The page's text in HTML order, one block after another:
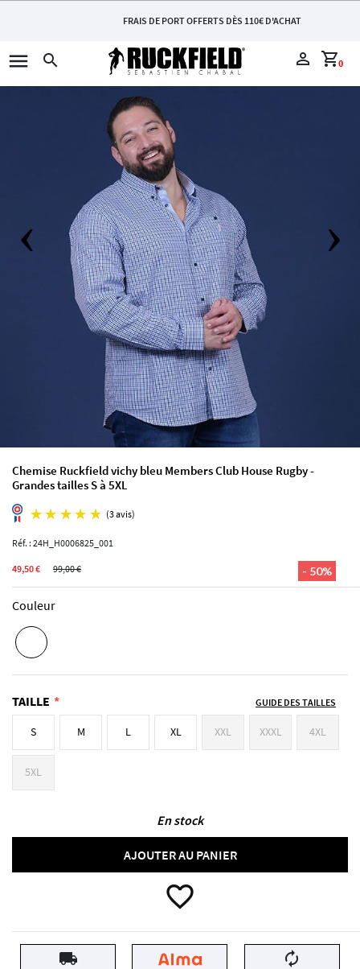
FRAIS DE PORT OFFERTS DÈS 110€ D'ACHAT
menu search perm_identity 0
shopping_cart
Chemise Ruckfield vichy bleu Members Club House Rugby -
Grandes tailles S à 5XL
Réf. : 24H_H0006825_001
- 50%
49,50 € 99,00 €
Couleur
TAILLE GUIDE DES TAILLES
S M L XL XXL XXXL 4XL
5XL
En stock
AJOUTER AU PANIER
favorite_border
local_shipping autorenew